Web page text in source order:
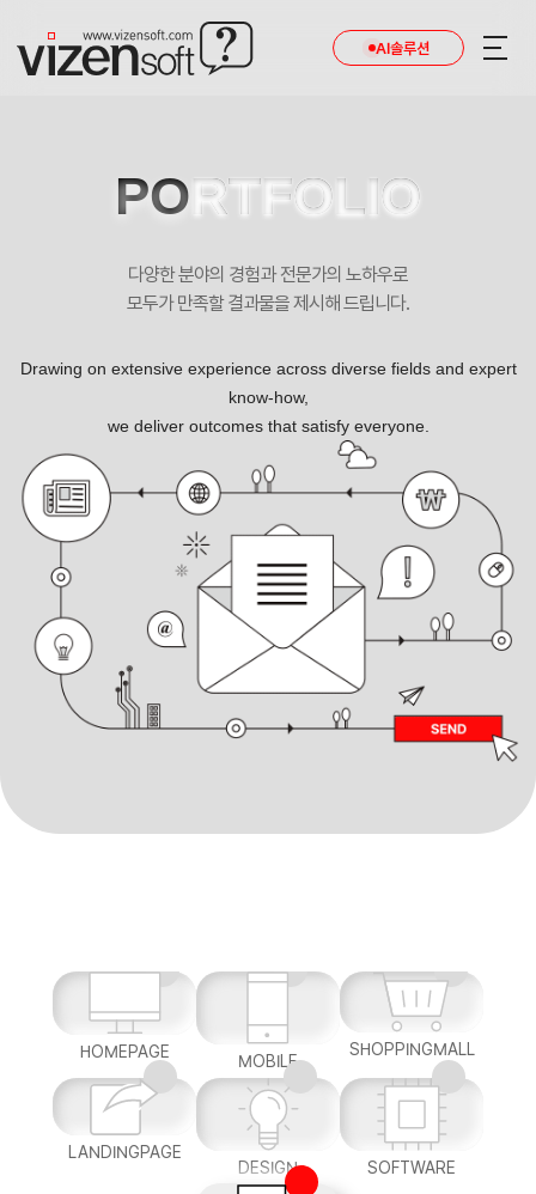
AI솔루션
PORTFOLIO
다양한 분야의 경험과 전문가의 노하우로
모두가 만족할 결과물을 제시해 드립니다.
Drawing on extensive experience across diverse fields and expert
know-how,
we deliver outcomes that satisfy everyone.
HOMEPAGE MOBILE
SHOPPINGMALL
LANDINGPAGE
DESIGN
SOFTWARE